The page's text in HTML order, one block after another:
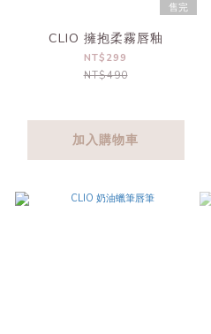
售完
CLIO 擁抱柔霧唇釉
NT$299
NT$490
加入購物車